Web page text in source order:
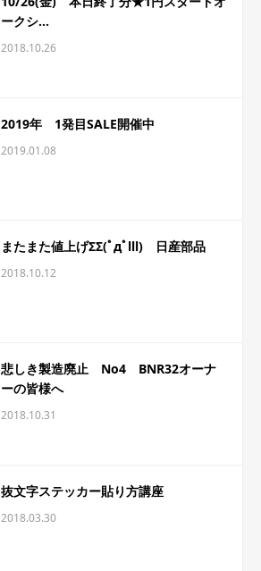
ークシ...
2018.10.26
2019年 1発目SALE開催中
2019.01.08
またまた値上げΣΣ(ﾟдﾟlll) 日産部品
2018.10.12
悲しき製造廃止 No4 BNR32オーナ
ーの皆様へ
2018.10.31
抜文字ステッカー貼り方講座
2018.03.30